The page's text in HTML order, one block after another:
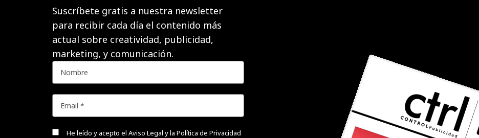
Suscríbete gratis a nuestra newsletter
para recibir cada día el contenido más
actual sobre creatividad, publicidad,
marketing, y comunicación.
He leído y acepto el Aviso Legal y la Política de Privacidad